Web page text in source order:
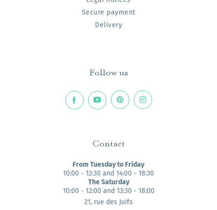
Secure payment
Delivery
Follow us
Contact
From Tuesday to Friday
10:00 - 12:30 and 14:00 - 18:30
The Saturday
10:00 - 12:00 and 13:30 - 18:00
21, rue des Juifs